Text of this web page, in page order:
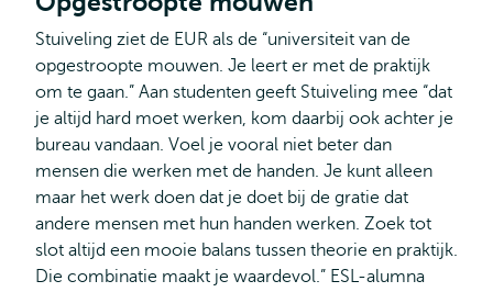
Stuiveling ziet de EUR als de “universiteit van de
opgestroopte mouwen. Je leert er met de praktijk
om te gaan.” Aan studenten geeft Stuiveling mee “dat
je altijd hard moet werken, kom daarbij ook achter je
bureau vandaan. Voel je vooral niet beter dan
mensen die werken met de handen. Je kunt alleen
maar het werk doen dat je doet bij de gratie dat
andere mensen met hun handen werken. Zoek tot
slot altijd een mooie balans tussen theorie en praktijk.
Die combinatie maakt je waardevol.” ESL-alumna